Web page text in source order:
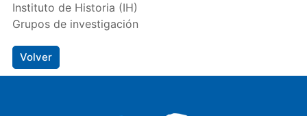
Instituto de Historia (IH)
Grupos de investigación
Volver